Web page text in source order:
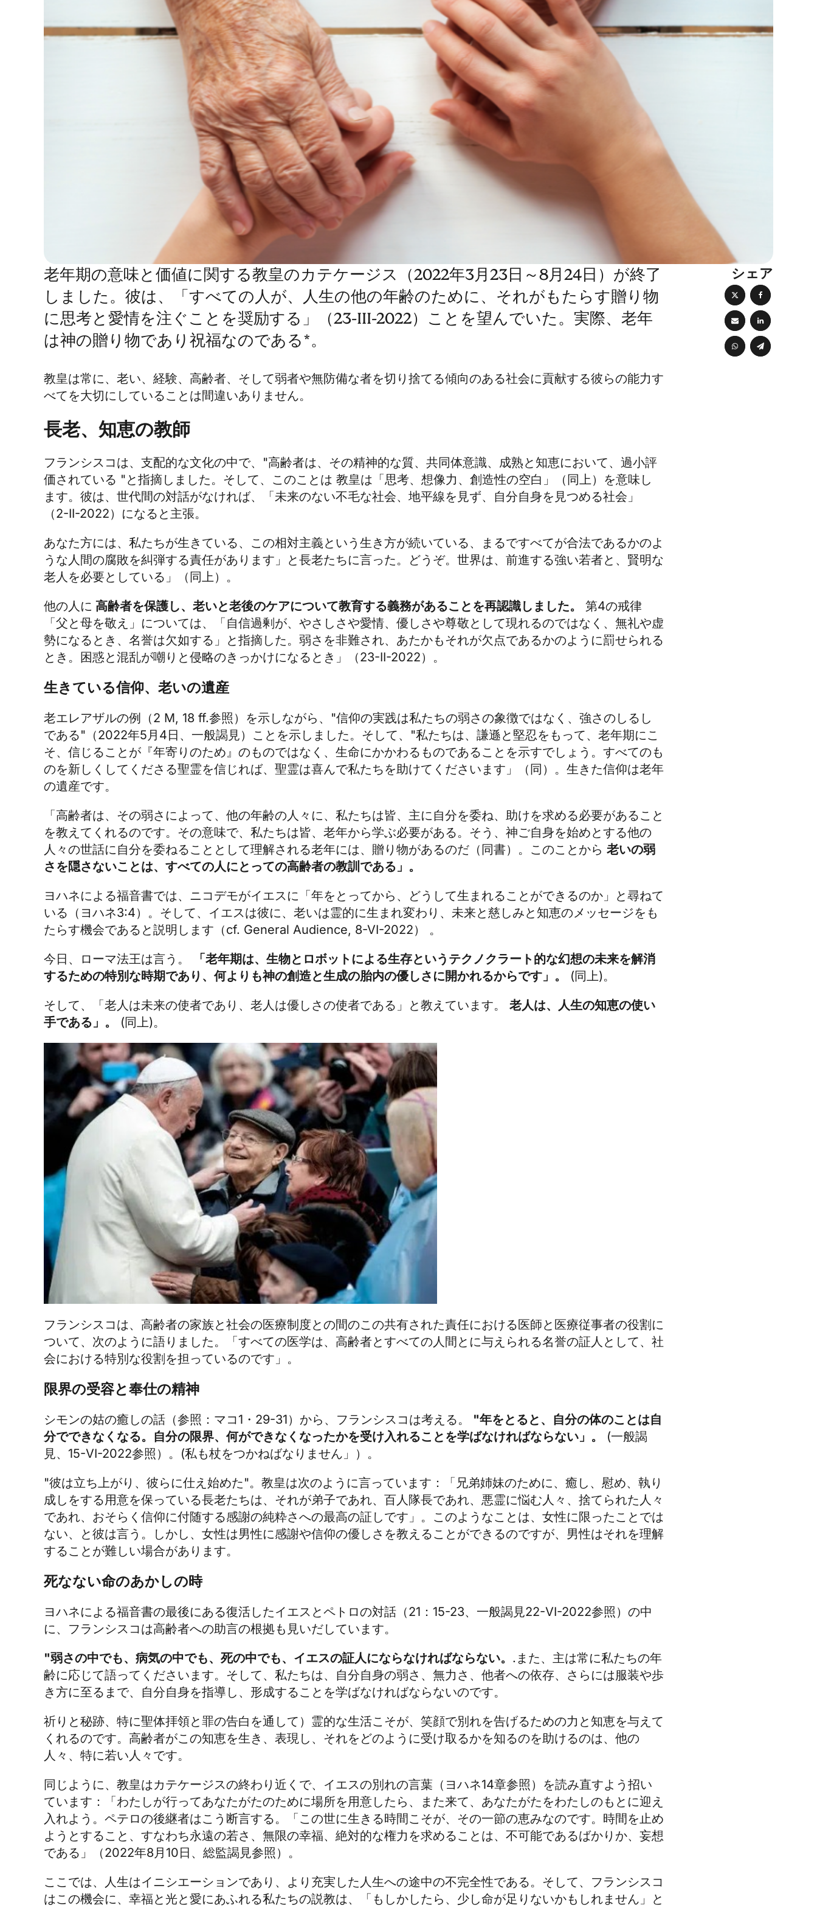
老年期の意味と価値に関する教皇のカテケージス（2022年3月23日～8月24日）が終了
しました。彼は、「すべての人が、人生の他の年齢のために、それがもたらす贈り物
に思考と愛情を注ぐことを奨励する」（23-III-2022）ことを望んでいた。実際、老年
は神の贈り物であり祝福なのである*。
教皇は常に、老い、経験、高齢者、そして弱者や無防備な者を切り捨てる傾向のある社会に貢献する彼らの能力す
べてを大切にしていることは間違いありません。
長老、知恵の教師
フランシスコは、支配的な文化の中で、"高齢者は、その精神的な質、共同体意識、成熟と知恵において、過小評
価されている "と指摘しました。そして、このことは 教皇は「思考、想像力、創造性の空白」（同上）を意味し
ます。彼は、世代間の対話がなければ、「未来のない不毛な社会、地平線を見ず、自分自身を見つめる社会」
（2-II-2022）になると主張。
あなた方には、私たちが生きている、この相対主義という生き方が続いている、まるですべてが合法であるかのよ
うな人間の腐敗を糾弾する責任があります」と長老たちに言った。どうぞ。世界は、前進する強い若者と、賢明な
老人を必要としている」（同上）。
他の人に 高齢者を保護し、老いと老後のケアについて教育する義務があることを再認識しました。
第4の戒律
「父と母を敬え」については、「自信過剰が、やさしさや愛情、優しさや尊敬として現れるのではなく、無礼や虚
勢になるとき、名誉は欠如する」と指摘した。弱さを非難され、あたかもそれが欠点であるかのように罰せられる
とき。困惑と混乱が嘲りと侵略のきっかけになるとき」（23-II-2022）。
生きている信仰、老いの遺産
老エレアザルの例（2 M, 18 ff.参照）を示しながら、"信仰の実践は私たちの弱さの象徴ではなく、強さのしるし
である"（2022年5月4日、一般謁見）ことを示しました。そして、"私たちは、謙遜と堅忍をもって、老年期にこ
そ、信じることが『年寄りのため』のものではなく、生命にかかわるものであることを示すでしょう。すべてのも
のを新しくしてくださる聖霊を信じれば、聖霊は喜んで私たちを助けてくださいます」（同）。生きた信仰は老年
の遺産です。
「高齢者は、その弱さによって、他の年齢の人々に、私たちは皆、主に自分を委ね、助けを求める必要があること
を教えてくれるのです。その意味で、私たちは皆、老年から学ぶ必要がある。そう、神ご自身を始めとする他の
人々の世話に自分を委ねることとして理解される老年には、贈り物があるのだ（同書）。このことから 老いの弱
さを隠さないことは、すべての人にとっての高齢者の教訓である」。
ヨハネによる福音書では、ニコデモがイエスに「年をとってから、どうして生まれることができるのか」と尋ねて
いる（ヨハネ3:4）。そして、イエスは彼に、老いは霊的に生まれ変わり、未来と慈しみと知恵のメッセージをも
たらす機会であると説明します（cf. General Audience, 8-VI-2022） 。
今日、ローマ法王は言う。
「老年期は、生物とロボットによる生存というテクノクラート的な幻想の未来を解消
するための特別な時期であり、何よりも神の創造と生成の胎内の優しさに開かれるからです」。
(同上)。
そして、「老人は未来の使者であり、老人は優しさの使者である」と教えています。 老人は、人生の知恵の使い
手である」。
(同上)。
フランシスコは、高齢者の家族と社会の医療制度との間のこの共有された責任における医師と医療従事者の役割に
ついて、次のように語りました。「すべての医学は、高齢者とすべての人間とに与えられる名誉の証人として、社
会における特別な役割を担っているのです」。
限界の受容と奉仕の精神
シモンの姑の癒しの話（参照：マコ1・29-31）から、フランシスコは考える。
"年をとると、自分の体のことは自
分でできなくなる。自分の限界、何ができなくなったかを受け入れることを学ばなければならない」。
(一般謁
見、15-VI-2022参照）。(私も杖をつかねばなりません」）。
"彼は立ち上がり、彼らに仕え始めた"。教皇は次のように言っています：「兄弟姉妹のために、癒し、慰め、執り
成しをする用意を保っている長老たちは、それが弟子であれ、百人隊長であれ、悪霊に悩む人々、捨てられた人々
であれ、おそらく信仰に付随する感謝の純粋さへの最高の証しです」。このようなことは、女性に限ったことでは
ない、と彼は言う。しかし、女性は男性に感謝や信仰の優しさを教えることができるのですが、男性はそれを理解
することが難しい場合があります。
死なない命のあかしの時
ヨハネによる福音書の最後にある復活したイエスとペトロの対話（21：15-23、一般謁見22-VI-2022参照）の中
に、フランシスコは高齢者への助言の根拠も見いだしています。
"弱さの中でも、病気の中でも、死の中でも、イエスの証人にならなければならない。 .また、主は常に私たちの年
齢に応じて語ってくださいます。そして、私たちは、自分自身の弱さ、無力さ、他者への依存、さらには服装や歩
き方に至るまで、自分自身を指導し、形成することを学ばなければならないのです。
祈りと秘跡、特に聖体拝領と罪の告白を通して）霊的な生活こそが、笑顔で別れを告げるための力と知恵を与えて
くれるのです。高齢者がこの知恵を生き、表現し、それをどのように受け取るかを知るのを助けるのは、他の
人々、特に若い人々です。
同じように、教皇はカテケージスの終わり近くで、イエスの別れの言葉（ヨハネ14章参照）を読み直すよう招い
ています：「わたしが行ってあなたがたのために場所を用意したら、また来て、あなたがたをわたしのもとに迎え
入れよう。ペテロの後継者はこう断言する。「この世に生きる時間こそが、その一節の恵みなのです。時間を止め
ようとすること、すなわち永遠の若さ、無限の幸福、絶対的な権力を求めることは、不可能であるばかりか、妄想
である」（2022年8月10日、総監謁見参照）。
ここでは、人生はイニシエーションであり、より充実した人生への途中の不完全性である。そして、フランシスコ
はこの機会に、幸福と光と愛にあふれる私たちの説教は、「もしかしたら、少し命が足りないかもしれません」と
シェア